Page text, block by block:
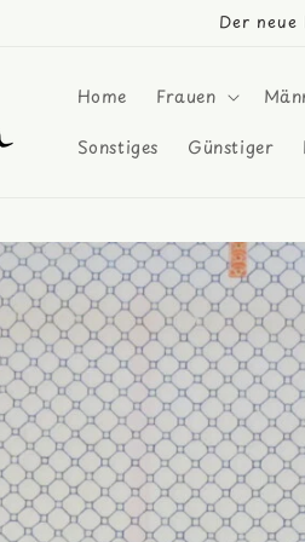
Der
Home Frauen
Sonstiges
Günstiger